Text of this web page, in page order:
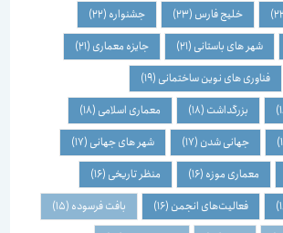
خلیج فارس(23) جشنواره(22)
شهر های باستانی(21) جایزه معماری(21)
فناوری های نوین ساختمانی(19)
بزرگداشت(18) معماری اسلامی(18)
جهانی شدن(17) شهر های جهانی(17)
معماری موزه(16) منظر تاریخی(16)
فعالیت‌های انجمن(16) بافت فرسوده(15)